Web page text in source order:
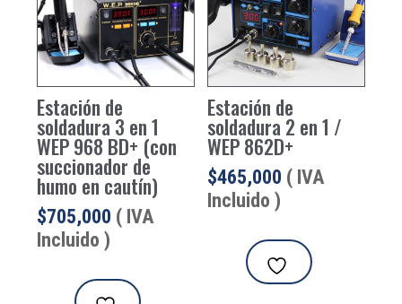
Estación de
soldadura 3 en 1
WEP 968 BD+ (con
succionador de
humo en cautín)
$705,000 ( IVA
Incluido )
Estación de
soldadura 2 en 1 /
WEP 862D+
$465,000 ( IVA
Incluido )